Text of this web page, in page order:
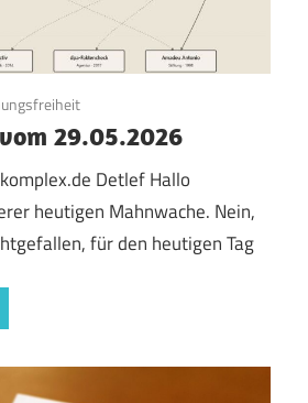
29.05.2026
Detlef Hallo
heutigen Mahnwache. Nein,
für den heutigen Tag